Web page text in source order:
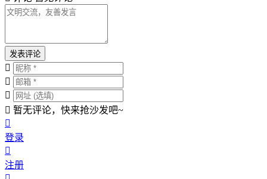
发表评论
暂无评论，快来抢沙发吧~
登录
注册